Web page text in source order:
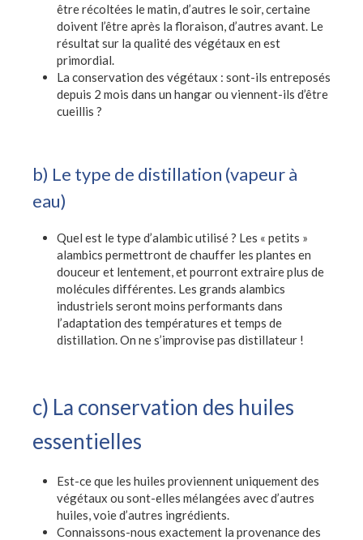
être récoltées le matin, d’autres le soir, certaine
doivent l’être après la floraison, d’autres avant. Le
résultat sur la qualité des végétaux en est
primordial.
La conservation des végétaux : sont-ils entreposés
depuis 2 mois dans un hangar ou viennent-ils d’être
cueillis ?
b) Le type de distillation (vapeur à
eau)
Quel est le type d’alambic utilisé ? Les « petits »
alambics permettront de chauffer les plantes en
douceur et lentement, et pourront extraire plus de
molécules différentes. Les grands alambics
industriels seront moins performants dans
l’adaptation des températures et temps de
distillation. On ne s’improvise pas distillateur !
c) La conservation des huiles
essentielles
Est-ce que les huiles proviennent uniquement des
végétaux ou sont-elles mélangées avec d’autres
huiles, voie d’autres ingrédients.
Connaissons-nous exactement la provenance des